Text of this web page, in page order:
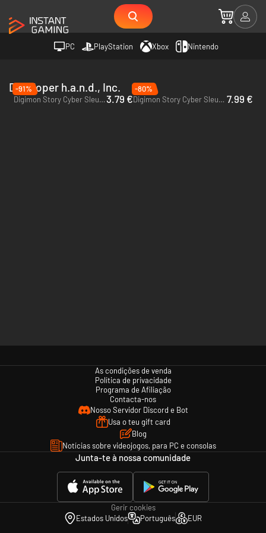
PC PlayStation Xbox Nintendo
Developer h.a.n.d., Inc.
-91%
Digimon Story Cyber Sleuth: Complete Edition - PC (Steam)3.79 €
-80%
Digimon Story Cyber Sleuth: Complete Edition - PC (Steam) - US 7.99 €
As condições de venda
Política de privacidade
Programa de Afiliação
Contacta-nos
Nosso Servidor Discord e Bot
Usa o teu gift card
Blog
Notícias sobre videojogos, para PC e consolas
Junta-te à nossa comunidade
Gerir cookies
Estados Unidos
Português EUR